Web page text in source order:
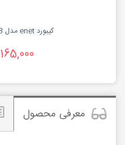
کیبورد enet مدل K120B
165,000
معرفی محصول